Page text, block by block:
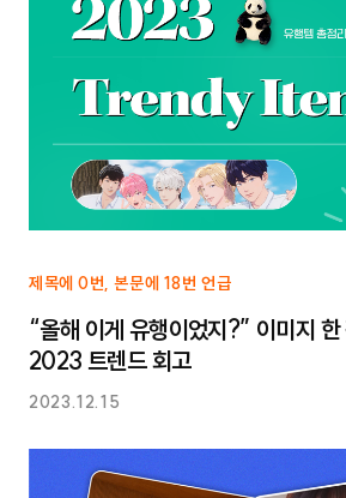
제목에 0번, 본문에 18번 언급
“올해 이게 유행이었지?” 이미지
2023 트렌드 회고
2023.12.15